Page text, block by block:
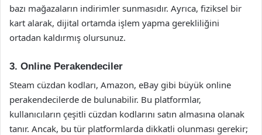
bazı mağazaların indirimler sunmasıdır. Ayrıca, fiziksel bir
kart alarak, dijital ortamda işlem yapma gerekliliğini
ortadan kaldırmış olursunuz.
3. Online Perakendeciler
Steam cüzdan kodları, Amazon, eBay gibi büyük online
perakendecilerde de bulunabilir. Bu platformlar,
kullanıcıların çeşitli cüzdan kodlarını satın almasına olanak
tanır. Ancak, bu tür platformlarda dikkatli olunması gerekir;